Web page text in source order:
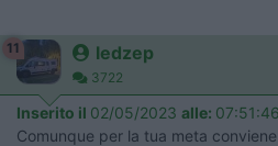
11 ledzep
3722
Inserito il 02/05/2023 alle: 07:51:46
Comunque per la tua meta